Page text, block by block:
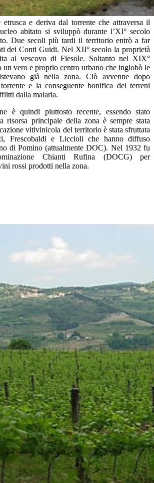
e deriva dal torrente che attraversa il
abitato si sviluppò durante l’XI° secolo
Due secoli più tardi il territorio entrò a far
dei Conti Guidi. Nel XII° secolo la proprietà
al vescovo di Fiesole. Soltanto nel XIX°
un vero e proprio centro urbano che inglobò le
già nella zona. Ciò avvenne dopo
e la conseguente bonifica dei terreni
dalla malaria.
è quindi piuttosto recente, essendo stato
risorsa principale della zona è sempre stata
vitivinicola del territorio è stata sfruttata
Frescobaldi e Liccioli che hanno diffuso
di Pomino (attualmente DOC). Nel 1932 fu
Chianti Rufina (DOCG) per
rossi prodotti nella zona.